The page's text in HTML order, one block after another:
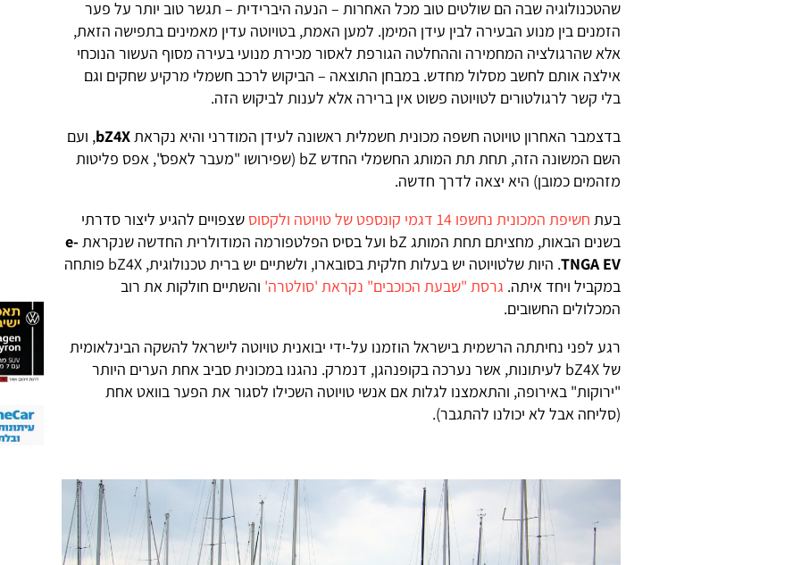
שהטכנולוגיה שבה הם שולטים טוב מכל האחרות – הנעה היברידית – תגשר טוב יותר על פער
הזמנים בין מנוע הבעירה לבין עידן המימן. למען האמת, בטויוטה עדין מאמינים בתפישה הזאת,
אלא שהרגולציה המחמירה וההחלטה הגורפת לאסור מכירת מנועי בעירה מסוף העשור הנוכחי
אילצה אותם לחשב מסלול מחדש. במבחן התוצאה – הביקוש לרכב חשמלי מרקיע שחקים וגם
בלי קשר לרגולטורים לטויוטה פשוט אין ברירה אלא לענות לביקוש הזה.
בדצמבר האחרון טויוטה חשפה מכונית חשמלית ראשונה לעידן המודרני והיא נקראתbZ4X, ועם
השם המשונה הזה, תחת תת המותג החשמלי החדש bZ (שפירושו "מעבר לאפס", אפס פליטות
מזהמים כמובן) היא יצאה לדרך חדשה.
בעת חשיפת המכונית נחשפו 14 דגמי קונספט של טויוטה ולקסוס
שצפויים להגיע ליצור סדרתי
בשנים הבאות, מחציתם תחת המותג bZ ועל בסיס הפלטפורמה המודולרית החדשה שנקראת
e-
TNGA EV
. היות שלטויוטה יש בעלות חלקית בסובארו, ולשתיים יש ברית טכנולוגית, bZ4X פותחה
במקביל ויחד איתה. גרסת "שבעת הכוכבים" נקראת 'סולטרה' והשתיים חולקות את רוב
המכלולים החשובים.
רגע לפני נחיתתה הרשמית בישראל הוזמנו על-ידי יבואנית טויוטה לישראל להשקה הבינלאומית
של bZ4X לעיתונות, אשר נערכה בקופנהגן, דנמרק. נהגנו במכונית סביב אחת הערים היותר
"ירוקות" באירופה, והתאמצנו לגלות אם אנשי טויוטה השכילו לסגור את הפער בוואט אחת
(סליחה אבל לא יכולנו להתגבר).